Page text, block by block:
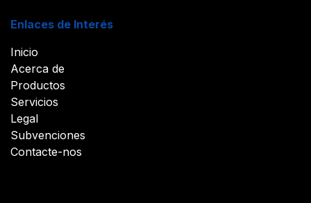
Enlaces de Interés
Inicio
Acerca de
Productos
Servicios
Legal
Subvenciones
Contacte-nos